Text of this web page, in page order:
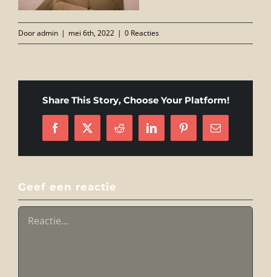
Dooradmin | mei 6th, 2022 | 0 Reacties
Share This Story, Choose Your Platform!
Facebook
X Reddit LinkedInPinterest
E-
mail
Geef een reactie
Reactie